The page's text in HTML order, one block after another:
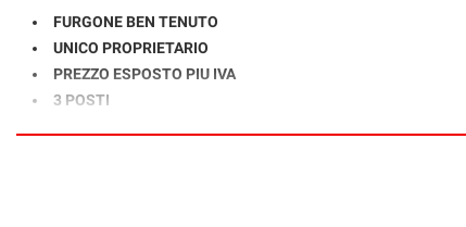
FURGONE BEN TENUTO
UNICO PROPRIETARIO
PREZZO ESPOSTO PIU IVA
3 POSTI